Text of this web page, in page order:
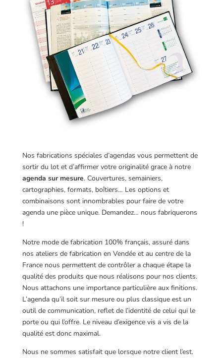
Nos fabrications spéciales d’agendas vous permettent de
sortir du lot et d’affirmer votre originalité grace à notre
agenda sur mesure. Couvertures, semainiers,
cartographies, formats, boîtiers… Les options et
combinaisons sont innombrables pour faire de votre
agenda une pièce unique. Demandez… nous fabriquerons
!
Notre mode de fabrication 100% français, assuré dans
nos ateliers de fabrication en Vendée et au centre de la
France nous permettent de contrôler a chaque étape la
qualité des produits que nous réalisons pour nos clients.
Nous attachons une importance particulière aux finitions.
L’agenda qu’il soit sur mesure ou plus classique est un
outil de communication, reflet de l’identité de celui qui le
porte ou qui l’offre. Le niveau d’exigence vis a vis de la
qualité est donc maximal.
Nous ne sommes satisfait que lorsque notre client l’est.